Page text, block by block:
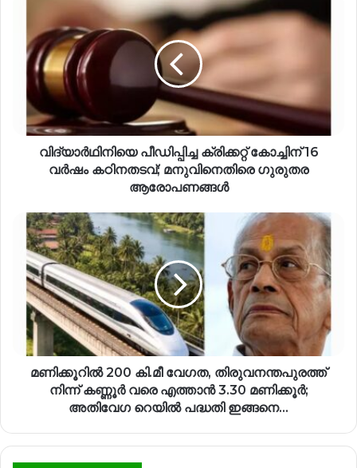
വിദ്യാർഥിനിയെ പീഡിപ്പിച്ച ക്രിക്കറ്റ് കോച്ചിന് 16
വർഷം കഠിനതടവ്; മനുവിനെതിരെ ഗുരുതര
ആരോപണങ്ങൾ
മണിക്കൂറിൽ 200 കി.മീ വേഗത, തിരുവനന്തപുരത്ത്
നിന്ന് കണ്ണൂർ വരെ എത്താൻ 3.30 മണിക്കൂർ;
അതിവേഗ റെയിൽ പദ്ധതി ഇങ്ങനെ…